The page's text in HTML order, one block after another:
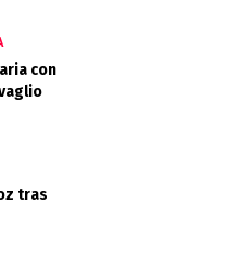
con
tras